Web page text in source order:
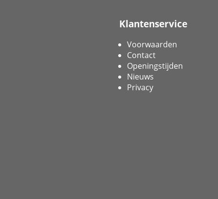
Klantenservice
Voorwaarden
Contact
Openingstijden
Nieuws
Privacy